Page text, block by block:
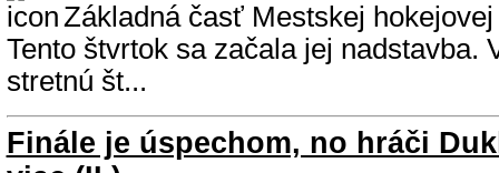
Základná časť Mestskej
Tento štvrtok sa začala jej nadstavba.
stretnú št...
Finále je úspechom, no hráči